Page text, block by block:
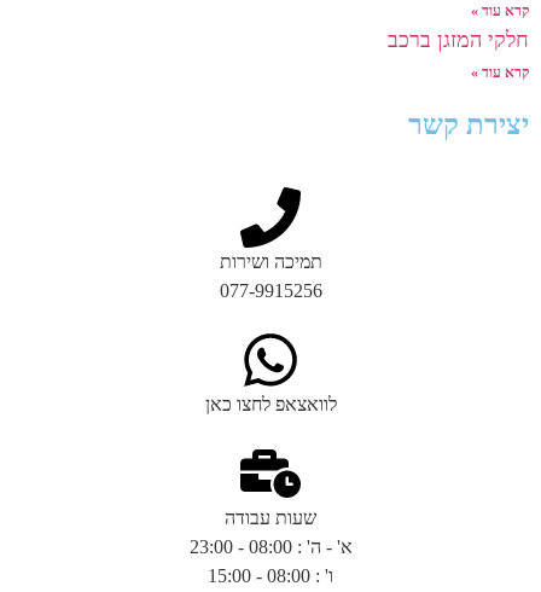
קרא עוד »
חלקי המזגן ברכב
קרא עוד »
יצירת קשר
תמיכה ושירות
077-9915256
לוואצאפ לחצו כאן
שעות עבודה
א' - ה' : 08:00 - 23:00
ו' : 08:00 - 15:00